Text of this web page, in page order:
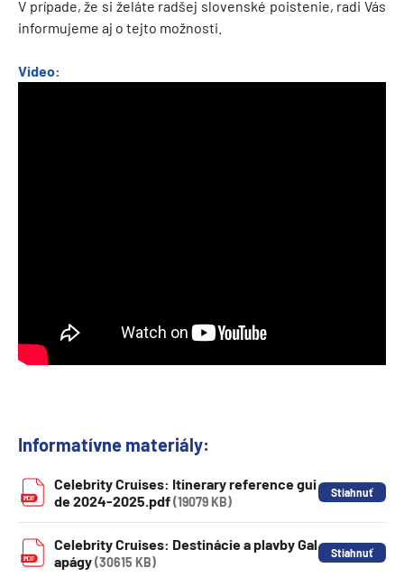
V prípade, že si želáte radšej slovenské poistenie, radi Vás
informujeme aj o tejto možnosti.
Video:
Informatívne materiály:
Celebrity Cruises: Itinerary reference gui
de 2024-2025.pdf(19079 KB)
Celebrity Cruises: Destinácie a plavby Gal
apágy(30615 KB)